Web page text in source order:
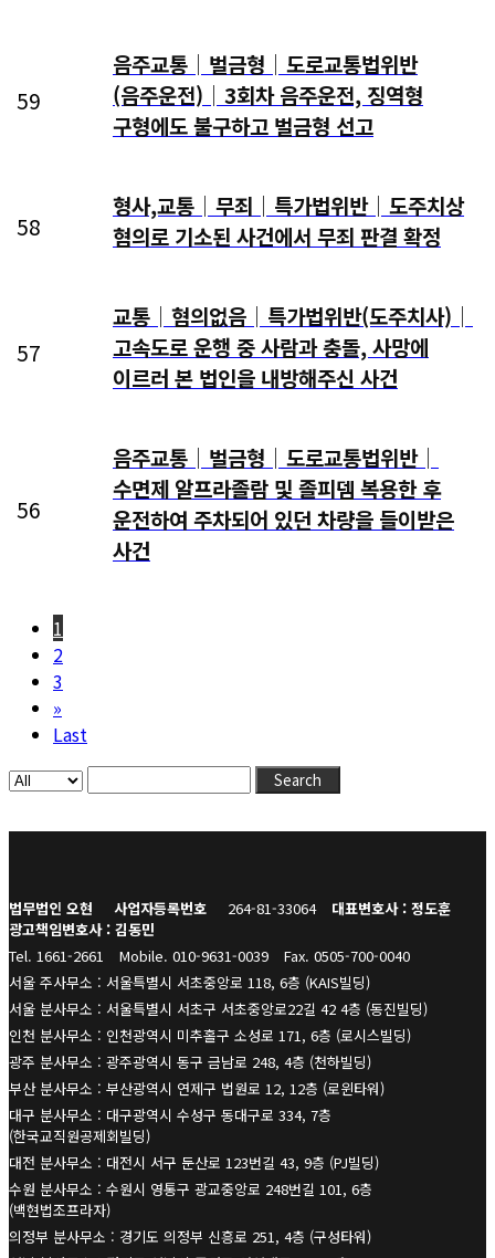
59
음주교통│벌금형│도로교통법위반
(음주운전)│3회차 음주운전, 징역형
구형에도 불구하고 벌금형 선고
58
형사,교통│무죄│특가법위반│도주치상
혐의로 기소된 사건에서 무죄 판결 확정
57
교통│혐의없음│특가법위반(도주치사)│
고속도로 운행 중 사람과 충돌, 사망에
이르러 본 법인을 내방해주신 사건
56
음주교통│벌금형│도로교통법위반│
수면제 알프라졸람 및 졸피뎀 복용한 후
운전하여 주차되어 있던 차량을 들이받은
사건
1
2
3
»
Last
Search
법무법인 오현 사업자등록번호 264-81-33064
대표변호사 : 정도훈
광고책임변호사 : 김동민
Tel. 1661-2661
Mobile. 010-9631-0039
Fax. 0505-700-0040
서울 주사무소 : 서울특별시 서초중앙로 118, 6층 (KAIS빌딩)
서울 분사무소 : 서울특별시 서초구 서초중앙로22길 42 4층 (동진빌딩)
인천 분사무소 : 인천광역시 미추홀구 소성로 171, 6층 (로시스빌딩)
광주 분사무소 : 광주광역시 동구 금남로 248, 4층 (천하빌딩)
부산 분사무소 : 부산광역시 연제구 법원로 12, 12층 (로윈타워)
대구 분사무소 : 대구광역시 수성구 동대구로 334, 7층
(한국교직원공제회빌딩)
대전 분사무소 : 대전시 서구 둔산로 123번길 43, 9층 (PJ빌딩)
수원 분사무소 : 수원시 영통구 광교중앙로 248번길 101, 6층
(백현법조프라자)
의정부 분사무소 : 경기도 의정부 신흥로 251, 4층 (구성타워)